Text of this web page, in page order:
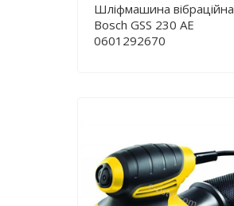
Шліфмашина вібраційна
Bosch GSS 230 AE
0601292670